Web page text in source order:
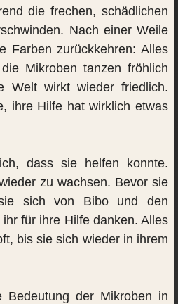
die frechen, schädlichen
Nach einer Weile
Farben zurückkehren: Alles
Mikroben tanzen fröhlich
Welt wirkt wieder friedlich.
ihre Hilfe hat wirklich etwas
dass sie helfen konnte.
zu wachsen. Bevor sie
sich von Bibo und den
für ihre Hilfe danken. Alles
bis sie sich wieder in ihrem
der Mikroben in